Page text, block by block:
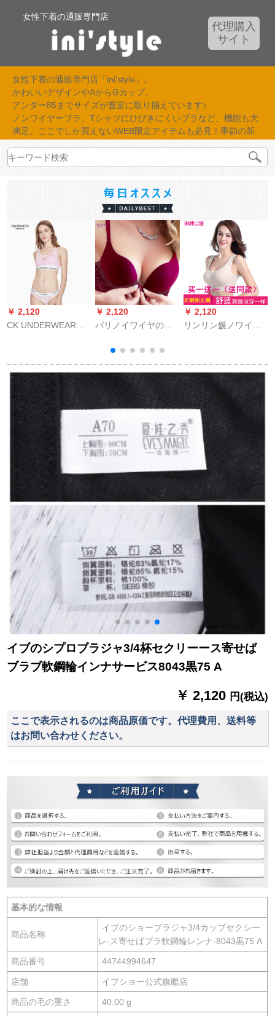
女性下着の通販専門店
代理購入
サイト
女性下着の通販専門店「ini'style」。
かわいいデザインやAからGカップ、
アンダー85までサイズが豊富に取り揃えています♪
ノンワイヤーブラ、Tシャツにひびきにくいブラなど、機能も大
満足。ここでしか買えないWEB限定アイテムも必見！季節の新
￥ 2,120
CK UNDERWEAR
モルデルスポスポー
ツツブロックQF
5261 AD FNU-ピンク
￥ 2,120
パリノイワイヤの前
をバークした美背レ-
ス寄せせせせろブレ
セクシー一片式光面
イナ-ナメ赤70 B
￥ 2,120
リンリン媛ノワイヤ
た薄いベト形が見ら
れます。ランニング
ブラザー睡眠レンナ
バー肌色+灰色XL(80
C-85 D)
イブのシプロブラジャ3/4杯セクリーース寄せば
ブラブ軟鋼輪インナサービス8043黒75 A
￥ 2,120 円(税込)
ここで表示されるのは商品原価です。代理費用、送料等
はお問い合わせください。
基本的な情報
商品名称
イブのショーブラジャ3/4カップセクシー
レ-ス寄せばブラ軟鋼輪レンナ-8043黒75 A
商品番号 44744994647
店舗 イブショー公式旗艦店
商品の毛の重さ 40.00 g